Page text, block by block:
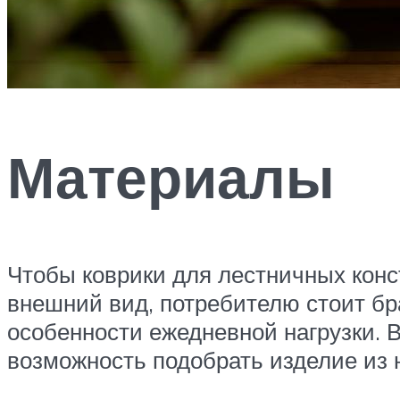
Материалы
Чтобы коврики для лестничных
внешний вид, потребителю стоит
особенности ежедневной
возможность подобрать изделие